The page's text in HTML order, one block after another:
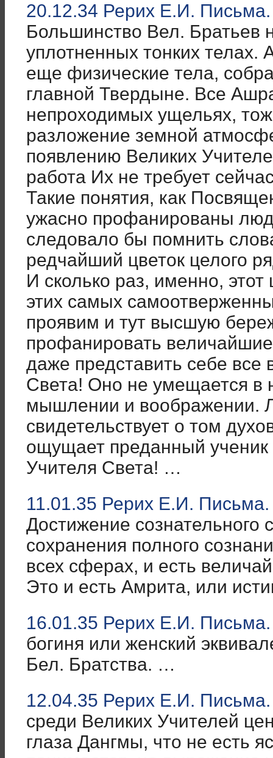
20.12.34 Рерих Е.И. Письма.
Большинство Вел. Братьев
уплотненных тонких телах.
еще физические тела,
главной Твердыне. Все
непроходимых ущельях,
разложение земной
появлению Великих
работа Их не требует
Такие понятия, как
ужасно профанированы
следовало бы помнить
редчайший цветок целого
И сколько раз, именно,
этих самых
проявим и тут высшую
профанировать
даже представить себе
Света! Оно не умещается в
мышлении и воображении.
свидетельствует о том
ощущает преданный
Учителя Света! …
11.01.35 Рерих Е.И. Письма.
Достижение сознательного
сохранения полного
всех сферах, и есть
Это и есть Амрита, или
16.01.35 Рерих Е.И. Письма.
богиня или женский
Бел. Братства. …
12.04.35 Рерих Е.И. Письма.
среди Великих Учителей
глаза Дангмы, что не есть